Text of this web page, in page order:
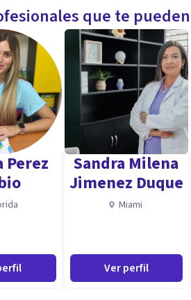
que te
Perez
Sandra Milena
Jimenez Duque
Miami
Ver perfil